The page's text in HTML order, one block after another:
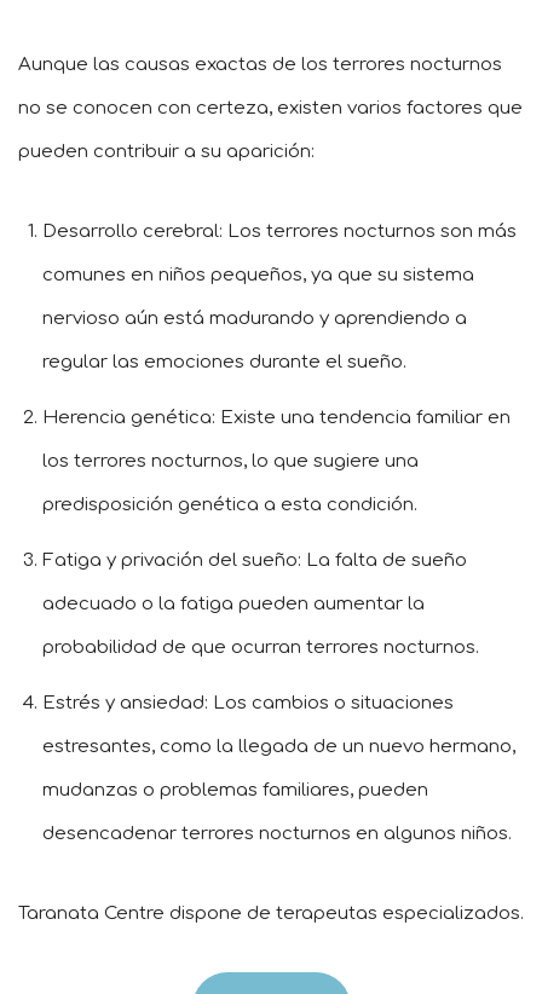
Aunque las causas exactas de los terrores nocturnos
no se conocen con certeza, existen varios factores que
pueden contribuir a su aparición:
Desarrollo cerebral: Los terrores nocturnos son más
comunes en niños pequeños, ya que su sistema
nervioso aún está madurando y aprendiendo a
regular las emociones durante el sueño.
Herencia genética: Existe una tendencia familiar en
los terrores nocturnos, lo que sugiere una
predisposición genética a esta condición.
Fatiga y privación del sueño: La falta de sueño
adecuado o la fatiga pueden aumentar la
probabilidad de que ocurran terrores nocturnos.
Estrés y ansiedad: Los cambios o situaciones
estresantes, como la llegada de un nuevo hermano,
mudanzas o problemas familiares, pueden
desencadenar terrores nocturnos en algunos niños.
Taranata Centre dispone de terapeutas especializados.